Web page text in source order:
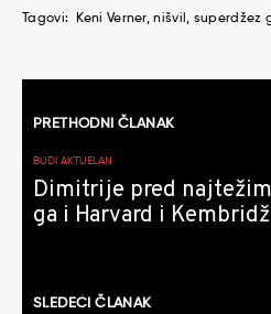
Tagovi: Keni Verner nišvil superdžez
članaka
PRETHODNI ČLANAK
BUDI AKTUELAN
Dimitrije pred
ga i Harvard i
SLEDEĆI ČLANAK